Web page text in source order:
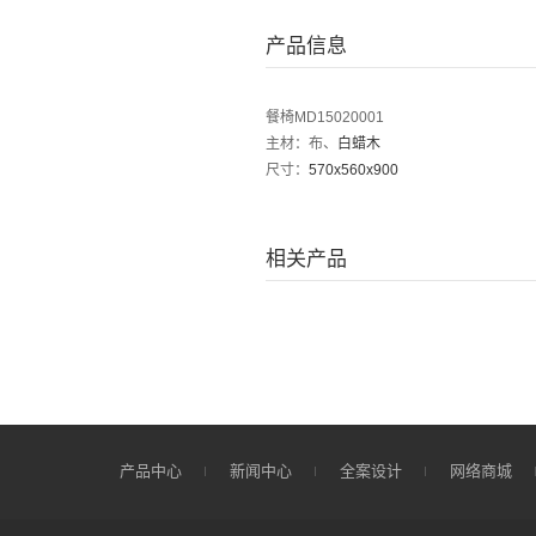
产品信息
餐椅MD15020001
主材：布、
白蜡木
尺寸： 570x560x900
相关产品
产品中心 新闻中心 全案设计 网络商城